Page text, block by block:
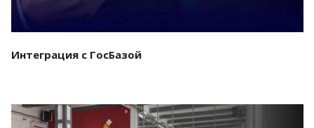
Интеграция с ГосБазой